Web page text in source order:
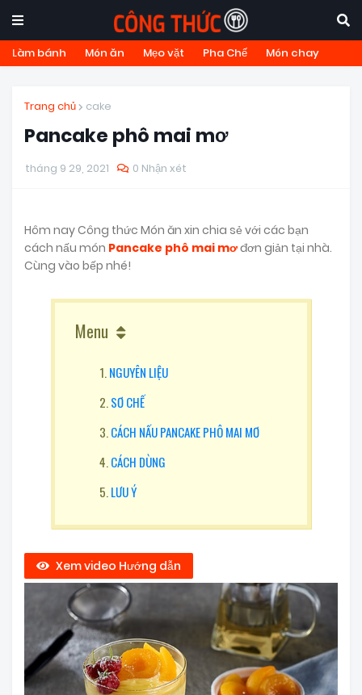
Làm bánh Món ăn Mẹo vặt Pha Chế Món chay
Trang chủ cake
Pancake phô mai mơ
tháng 9 29, 2021 0 Nhận xét
Hôm nay Công thức Món ăn xin chia sẻ với các bạn
cách nấu món Pancake phô mai mơđơn giản tại nhà.
Cùng vào bếp nhé!
Menu
NGUYÊN LIỆU
SƠ CHẾ
CÁCH NẤU PANCAKE PHÔ MAI MƠ
CÁCH DÙNG
LƯU Ý
Xem video Hướng dẫn